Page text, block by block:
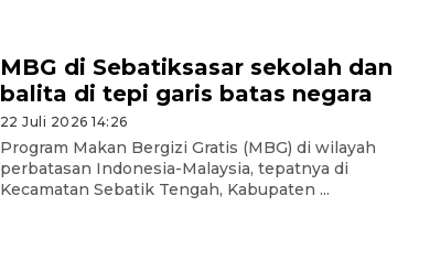
MBG di Sebatiksasar sekolah dan
balita di tepi garis batas negara
22 Juli 2026 14:26
Program Makan Bergizi Gratis (MBG) di wilayah
perbatasan Indonesia-Malaysia, tepatnya di
Kecamatan Sebatik Tengah, Kabupaten ...